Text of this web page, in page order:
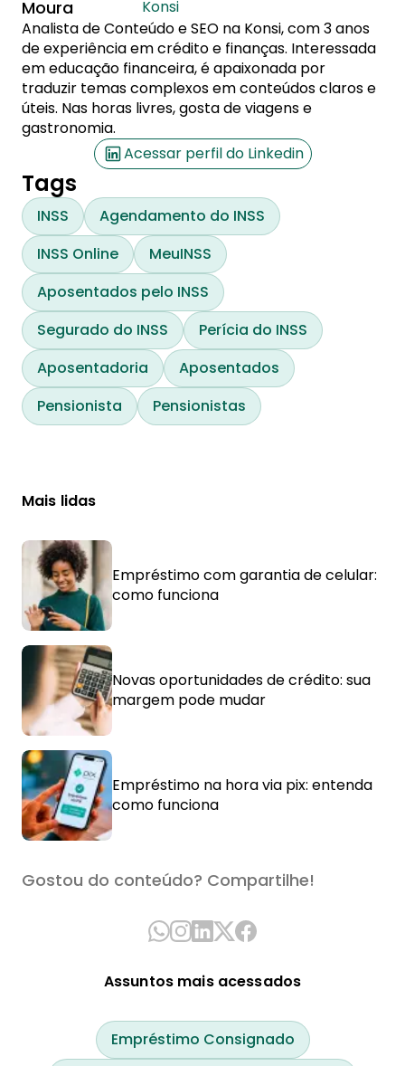
Moura
Konsi
Analista de Conteúdo e SEO na Konsi, com 3 anos
de experiência em crédito e finanças. Interessada
em educação financeira, é apaixonada por
traduzir temas complexos em conteúdos claros e
úteis. Nas horas livres, gosta de viagens e
gastronomia.
Acessar perfil do Linkedin
Tags
INSS
Agendamento do INSS
INSS Online
MeuINSS
Aposentados pelo INSS
Segurado do INSS
Perícia do INSS
Aposentadoria
Aposentados
Pensionista
Pensionistas
Mais lidas
Empréstimo com garantia de celular:
como funciona
Novas oportunidades de crédito: sua
margem pode mudar
Empréstimo na hora via pix: entenda
como funciona
Gostou do conteúdo? Compartilhe!
Assuntos mais acessados
Empréstimo Consignado